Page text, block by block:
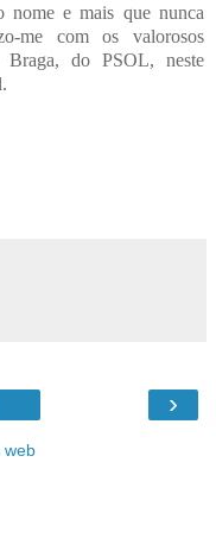
nome e mais que nunca
me com os valorosos
Braga, do PSOL, neste
›
web